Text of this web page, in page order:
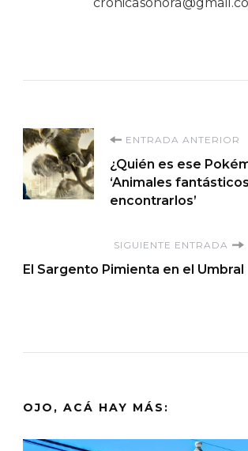
Navegación
de
ENTRADA ANTERIOR
¿Quién es ese
‘Animales
encontrarlos’
SIGUIENTE ENTRADA
El Sargento Pimienta en el Umbral
OJO, ACÁ HAY MÁS: